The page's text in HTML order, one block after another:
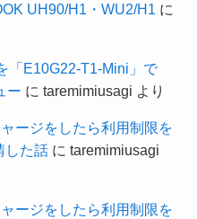
UH90/H1・WU2/H1 に
「E10G22-T1-Mini」で
ー に taremimiusagi より
ージをしたら利用制限を
した話に taremimiusagi
ージをしたら利用制限を